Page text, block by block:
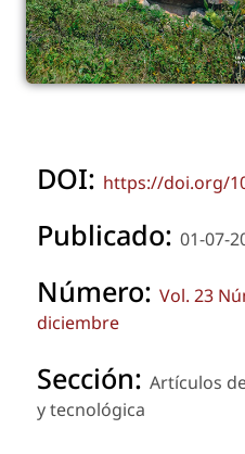
DOI: https://doi.org/
Publicado: 01-07-
Número: Vol. 23
diciembre
Sección: Artículos
y tecnológica